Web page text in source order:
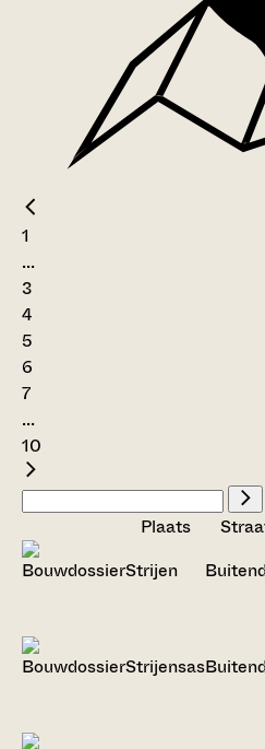
1
...
3
4
5
6
7
...
10
Plaats
Strijen
Strijensas